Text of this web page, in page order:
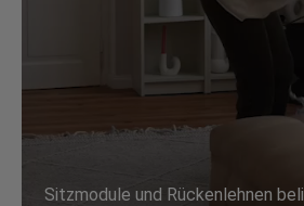
Sitzmodule und Rückenlehnen